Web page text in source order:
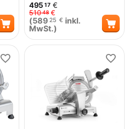
495 17 €
51048 €
(589 25 € inkl.
MwSt.)